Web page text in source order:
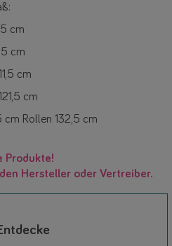
cm
cm
cm
cm
cm Rollen 132,5 cm
Produkte!
Hersteller oder Vertreiber.